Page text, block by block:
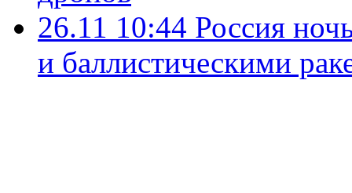
26.11 10:44 Россия
и баллистическими